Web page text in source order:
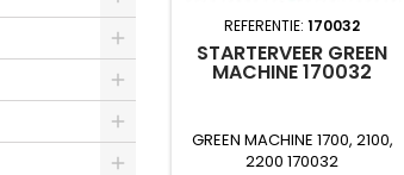
REFERENTIE:170032
STARTERVEER GREEN
MACHINE 170032
GREEN MACHINE 1700, 2100,
2200 170032